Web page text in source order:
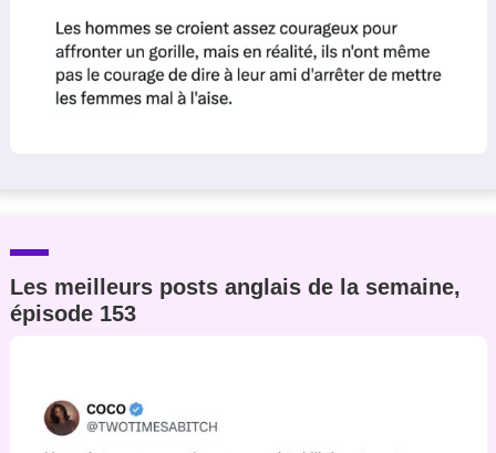
Les meilleurs posts anglais de la semaine,
épisode 153